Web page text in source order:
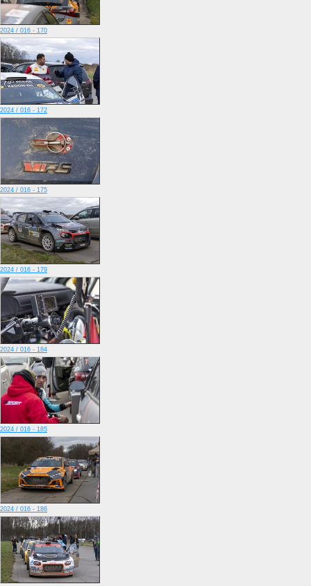
2024 / 016 - 170
2024 / 016 - 172
2024 / 016 - 175
2024 / 016 - 179
2024 / 016 - 184
2024 / 016 - 185
2024 / 016 - 186